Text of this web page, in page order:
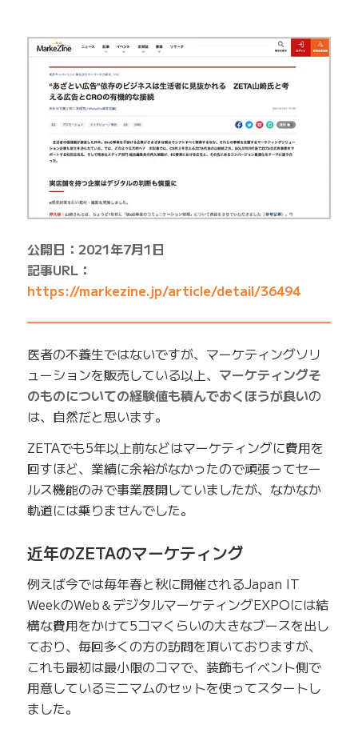
公開日：2021年7月1日
記事URL：
https://markezine.jp/article/detail/36494
医者の不養生ではないですが、マーケティングソリ
ューションを販売している以上、 マーケティングそ
のものについての経験値も積んでおくほうが良いの
は、自然だと思います。
ZETAでも5年以上前などはマーケティングに費用を
回すほど、業績に余裕がなかったので頑張ってセー
ルス機能のみで事業展開していましたが、なかなか
軌道には乗りませんでした。
近年のZETAのマーケティング
例えば今では毎年春と秋に開催されるJapan IT
WeekのWeb＆デジタルマーケティングEXPOには結
構な費用をかけて5コマくらいの大きなブースを出し
ており、毎回多くの方の訪問を頂いておりますが、
これも最初は最小限のコマで、装飾もイベント側で
用意しているミニマムのセットを使ってスタートし
ました。